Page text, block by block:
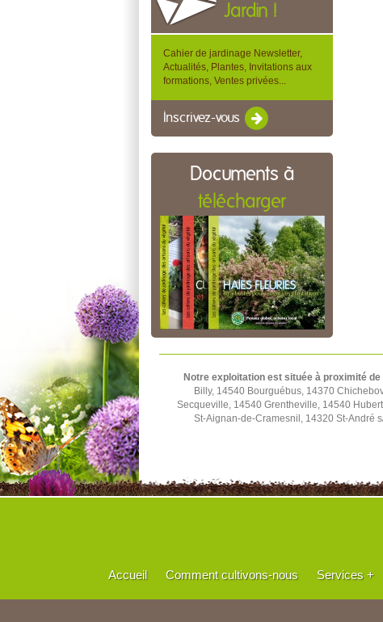
Jardin !
Cahier de jardinage Newsletter,
Actualités, Plantes, Invitations aux
formations, Ventes privées...
Inscrivez-vous
Documents à
télécharger
Notre exploitation est située à proximité de
Billy, 14540 Bourguébus, 14370
Secqueville, 14540 Grentheville, 14540
St-Aignan-de-Cramesnil, 14320 St-André
Accueil Comment cultivons-nous Services +